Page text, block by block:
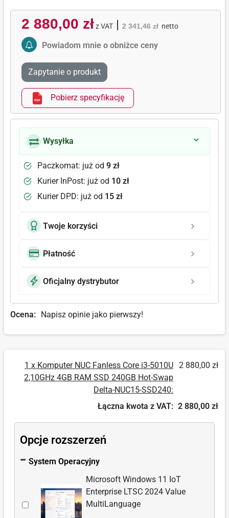
2 880,00 zł z VAT| 2 341,46 zł netto
Activate Price Alert
Powiadom mnie o obniżce ceny
Zapytanie o produkt
Pobierz specyfikację
Wysyłka
Paczkomat: już od 9 zł
Kurier InPost: już od 10 zł
Kurier DPD: już od 15 zł
Twoje korzyści
Płatność
Oficjalny dystrybutor
Ocena: Napisz opinie jako pierwszy!
1 x Komputer NUC Fanless Core i3-5010U
2,10GHz 4GB RAM SSD 240GB Hot-Swap
Delta-NUC15-SSD240:
2 880,00 zł
Łączna kwota z VAT: 2 880,00 zł
Opcje rozszerzeń
System Operacyjny
Wybierz
Microsoft Windows 11 IoT
Enterprise LTSC 2024 Value
MultiLanguage